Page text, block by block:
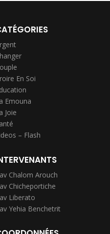
En Soi
Emouna
Joie
– Flash
Chalom Arouch
Chicheportiche
Liberato
Yehia Benchetrit